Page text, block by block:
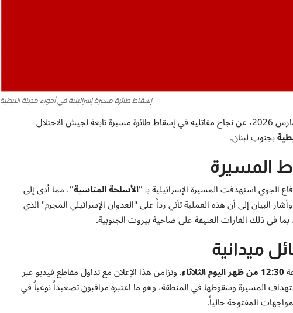
إسقاط طائرة مسيرة إسرائيلية في أجواء مدينة النبطية
اللبناني، اليوم الثلاثاء 3 مارس 2026، عن نجاح مقاتليه في إسقاط طائرة مسيرة تابعة لجيش الاحتلال
بجنوب لبنان.
المسيرة
استهدفت المسيرة الإسرائيلية بـ"الأسلحة المناسبة"، مما أدى إلى
البيان إلى أن هذه العملية تأتي رداً على "العدوان الإسرائيلي المجرم" الذي
في ذلك الغارات العنيفة على ضاحية بيروت الجنوبية.
ميدانية
12:30 من ظهر اليوم الثلاثاء
. وتزامن هذا الإعلان مع تداول مقاطع فيديو عبر
المسيرة وسقوطها في المنطقة، وهو ما اعتبره مراقبون تصعيداً نوعياً في
المفتوحة حالياً.